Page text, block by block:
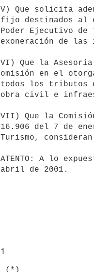
V) Que solicita
fijo destinados al
Poder Ejecutivo de
exoneración de las
VI) Que la
omisión en el
todos los tributos
obra civil e
VII) Que la
16.906 del 7 de
Turismo,
ATENTO: A lo
abril de 2001.
1
(*)